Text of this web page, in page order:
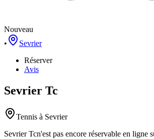
Nouveau
•
Sevrier
Réserver
Avis
Sevrier Tc
Tennis à Sevrier
Sevrier Tcn'est pas encore réservable en ligne